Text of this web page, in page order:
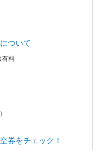
ついて
有料
券をチェック！